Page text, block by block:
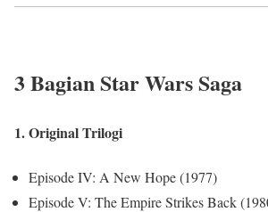
3 Bagian Star Wars Saga
1. Original Trilogi
Episode IV: A New Hope (1977)
Episode V: The Empire Strikes Back